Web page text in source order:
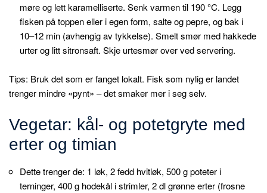
møre og lett karamelliserte. Senk varmen til 190 °C. Legg
fisken på toppen eller i egen form, salte og pepre, og bak i
10–12 min (avhengig av tykkelse). Smelt smør med hakkede
urter og litt sitronsaft. Skje urtesmør over ved servering.
Tips: Bruk det som er fanget lokalt. Fisk som nylig er landet
trenger mindre «pynt» – det smaker mer i seg selv.
Vegetar: kål- og potetgryte med
erter og timian
Dette trenger de: 1 løk, 2 fedd hvitløk, 500 g poteter i
terninger, 400 g hodekål i strimler, 2 dl grønne erter (frosne